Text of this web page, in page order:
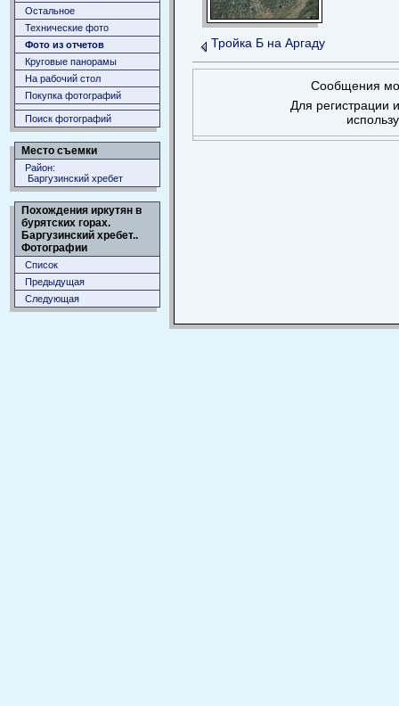
Остальное
Технические фото
Фото из отчетов
Круговые панорамы
На рабочий стол
Покупка фотографий
Поиск фотографий
Место съемки
Район:
Баргузинский хребет
Похождения иркутян в
бурятских горах.
Баргузинский хребет..
Фотографии
Список
Предыдущая
Следующая
Тройка Б на Аргаду
Сообщения
Для регистрации